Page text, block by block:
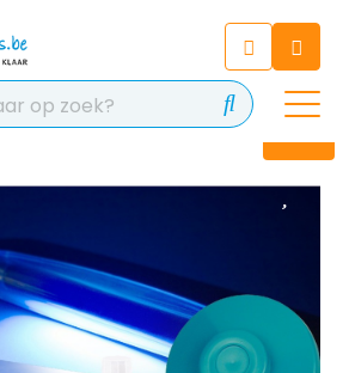
24/7 met onze chatbot
hulp